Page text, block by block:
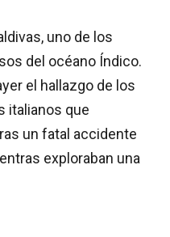
uno de los
del océano Índico.
el hallazgo de los
italianos que
un fatal accidente
exploraban una